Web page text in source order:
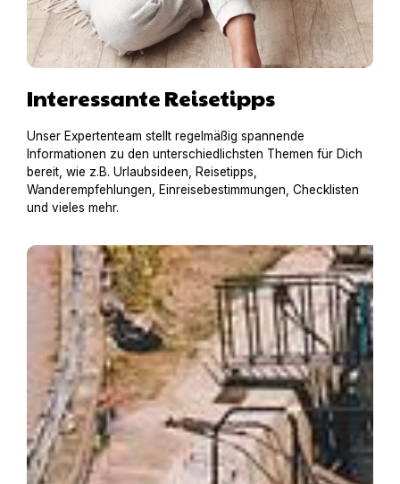
Interessante Reisetipps
Unser Expertenteam stellt regelmäßig spannende
Informationen zu den unterschiedlichsten Themen für Dich
bereit, wie z.B. Urlaubsideen, Reisetipps,
Wanderempfehlungen, Einreisebestimmungen, Checklisten
und vieles mehr.
Hausboot mit Hund